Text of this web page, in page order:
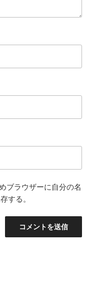
ブラウザーに自分の名
する。